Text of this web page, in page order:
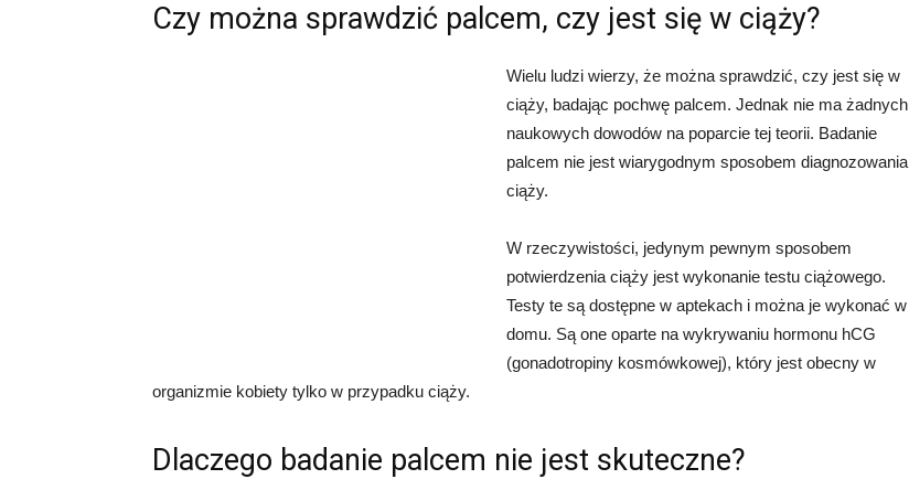
Czy można sprawdzić palcem, czy jest się w ciąży?
Wielu ludzi wierzy, że można sprawdzić, czy jest się w
ciąży, badając pochwę palcem. Jednak nie ma żadnych
naukowych dowodów na poparcie tej teorii. Badanie
palcem nie jest wiarygodnym sposobem diagnozowania
ciąży.
W rzeczywistości, jedynym pewnym sposobem
potwierdzenia ciąży jest wykonanie testu ciążowego.
Testy te są dostępne w aptekach i można je wykonać w
domu. Są one oparte na wykrywaniu hormonu hCG
(gonadotropiny kosmówkowej), który jest obecny w
organizmie kobiety tylko w przypadku ciąży.
Dlaczego badanie palcem nie jest skuteczne?